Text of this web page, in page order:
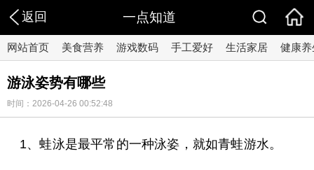
返回 一点知道
网站首页 美食营养 游戏数码 手工爱好 生活家居 健康养
游泳姿势有哪些
时间：2026-04-26 00:52:48
1、蛙泳是最平常的一种泳姿，就如青蛙游水。